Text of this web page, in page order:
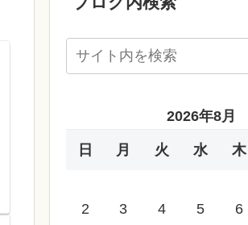
2026年8月
日 月 火 水 木
2
3 4 5 6